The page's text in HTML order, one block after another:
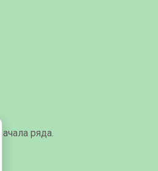
ряда.